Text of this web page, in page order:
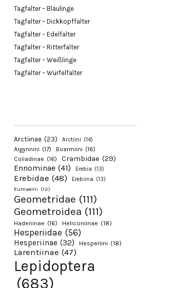
Tagfalter – Bläulinge
Tagfalter – Dickkopffalter
Tagfalter – Edelfalter
Tagfalter – Ritterfalter
Tagfalter – Weißlinge
Tagfalter – Würfelfalter
Arctiinae (23) Arctiini (14)
Argynnini (17) Boarmiini (16)
Coliadinae (16) Crambidae (29)
Ennominae (41) Erebia (13)
Erebidae (48) Erebiina (13)
Eumaeini (12)
Geometridae (111)
Geometroidea (111)
Hadeninae (16) Heliconiinae (18)
Hesperiidae (56)
Hesperiinae (32) Hesperiini (18)
Larentiinae (47)
Lepidoptera
(683)